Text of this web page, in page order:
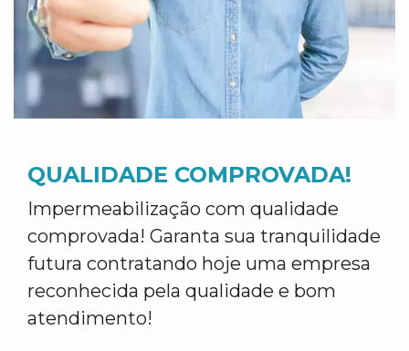
QUALIDADE COMPROVADA!
Impermeabilização com qualidade
comprovada! Garanta sua tranquilidade
futura contratando hoje uma empresa
reconhecida pela qualidade e bom
atendimento!